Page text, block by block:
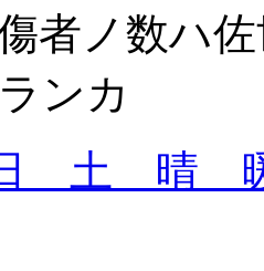
者ノ数ハ
ンカ
日 土 晴